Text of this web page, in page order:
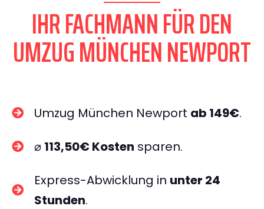
IHR FACHMANN FÜR DEN
UMZUG MÜNCHEN NEWPORT
Umzug München Newport ab 149€.
⌀ 113,50€ Kosten sparen.
Express-Abwicklung in unter 24
Stunden.